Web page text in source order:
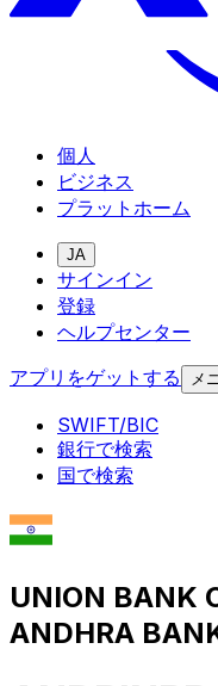
個人
ビジネス
プラットホーム
JA
サインイン
登録
ヘルプセンター
アプリをゲットする
メ
SWIFT/BIC
銀行で検索
国で検索
UNION BANK
ANDHRA